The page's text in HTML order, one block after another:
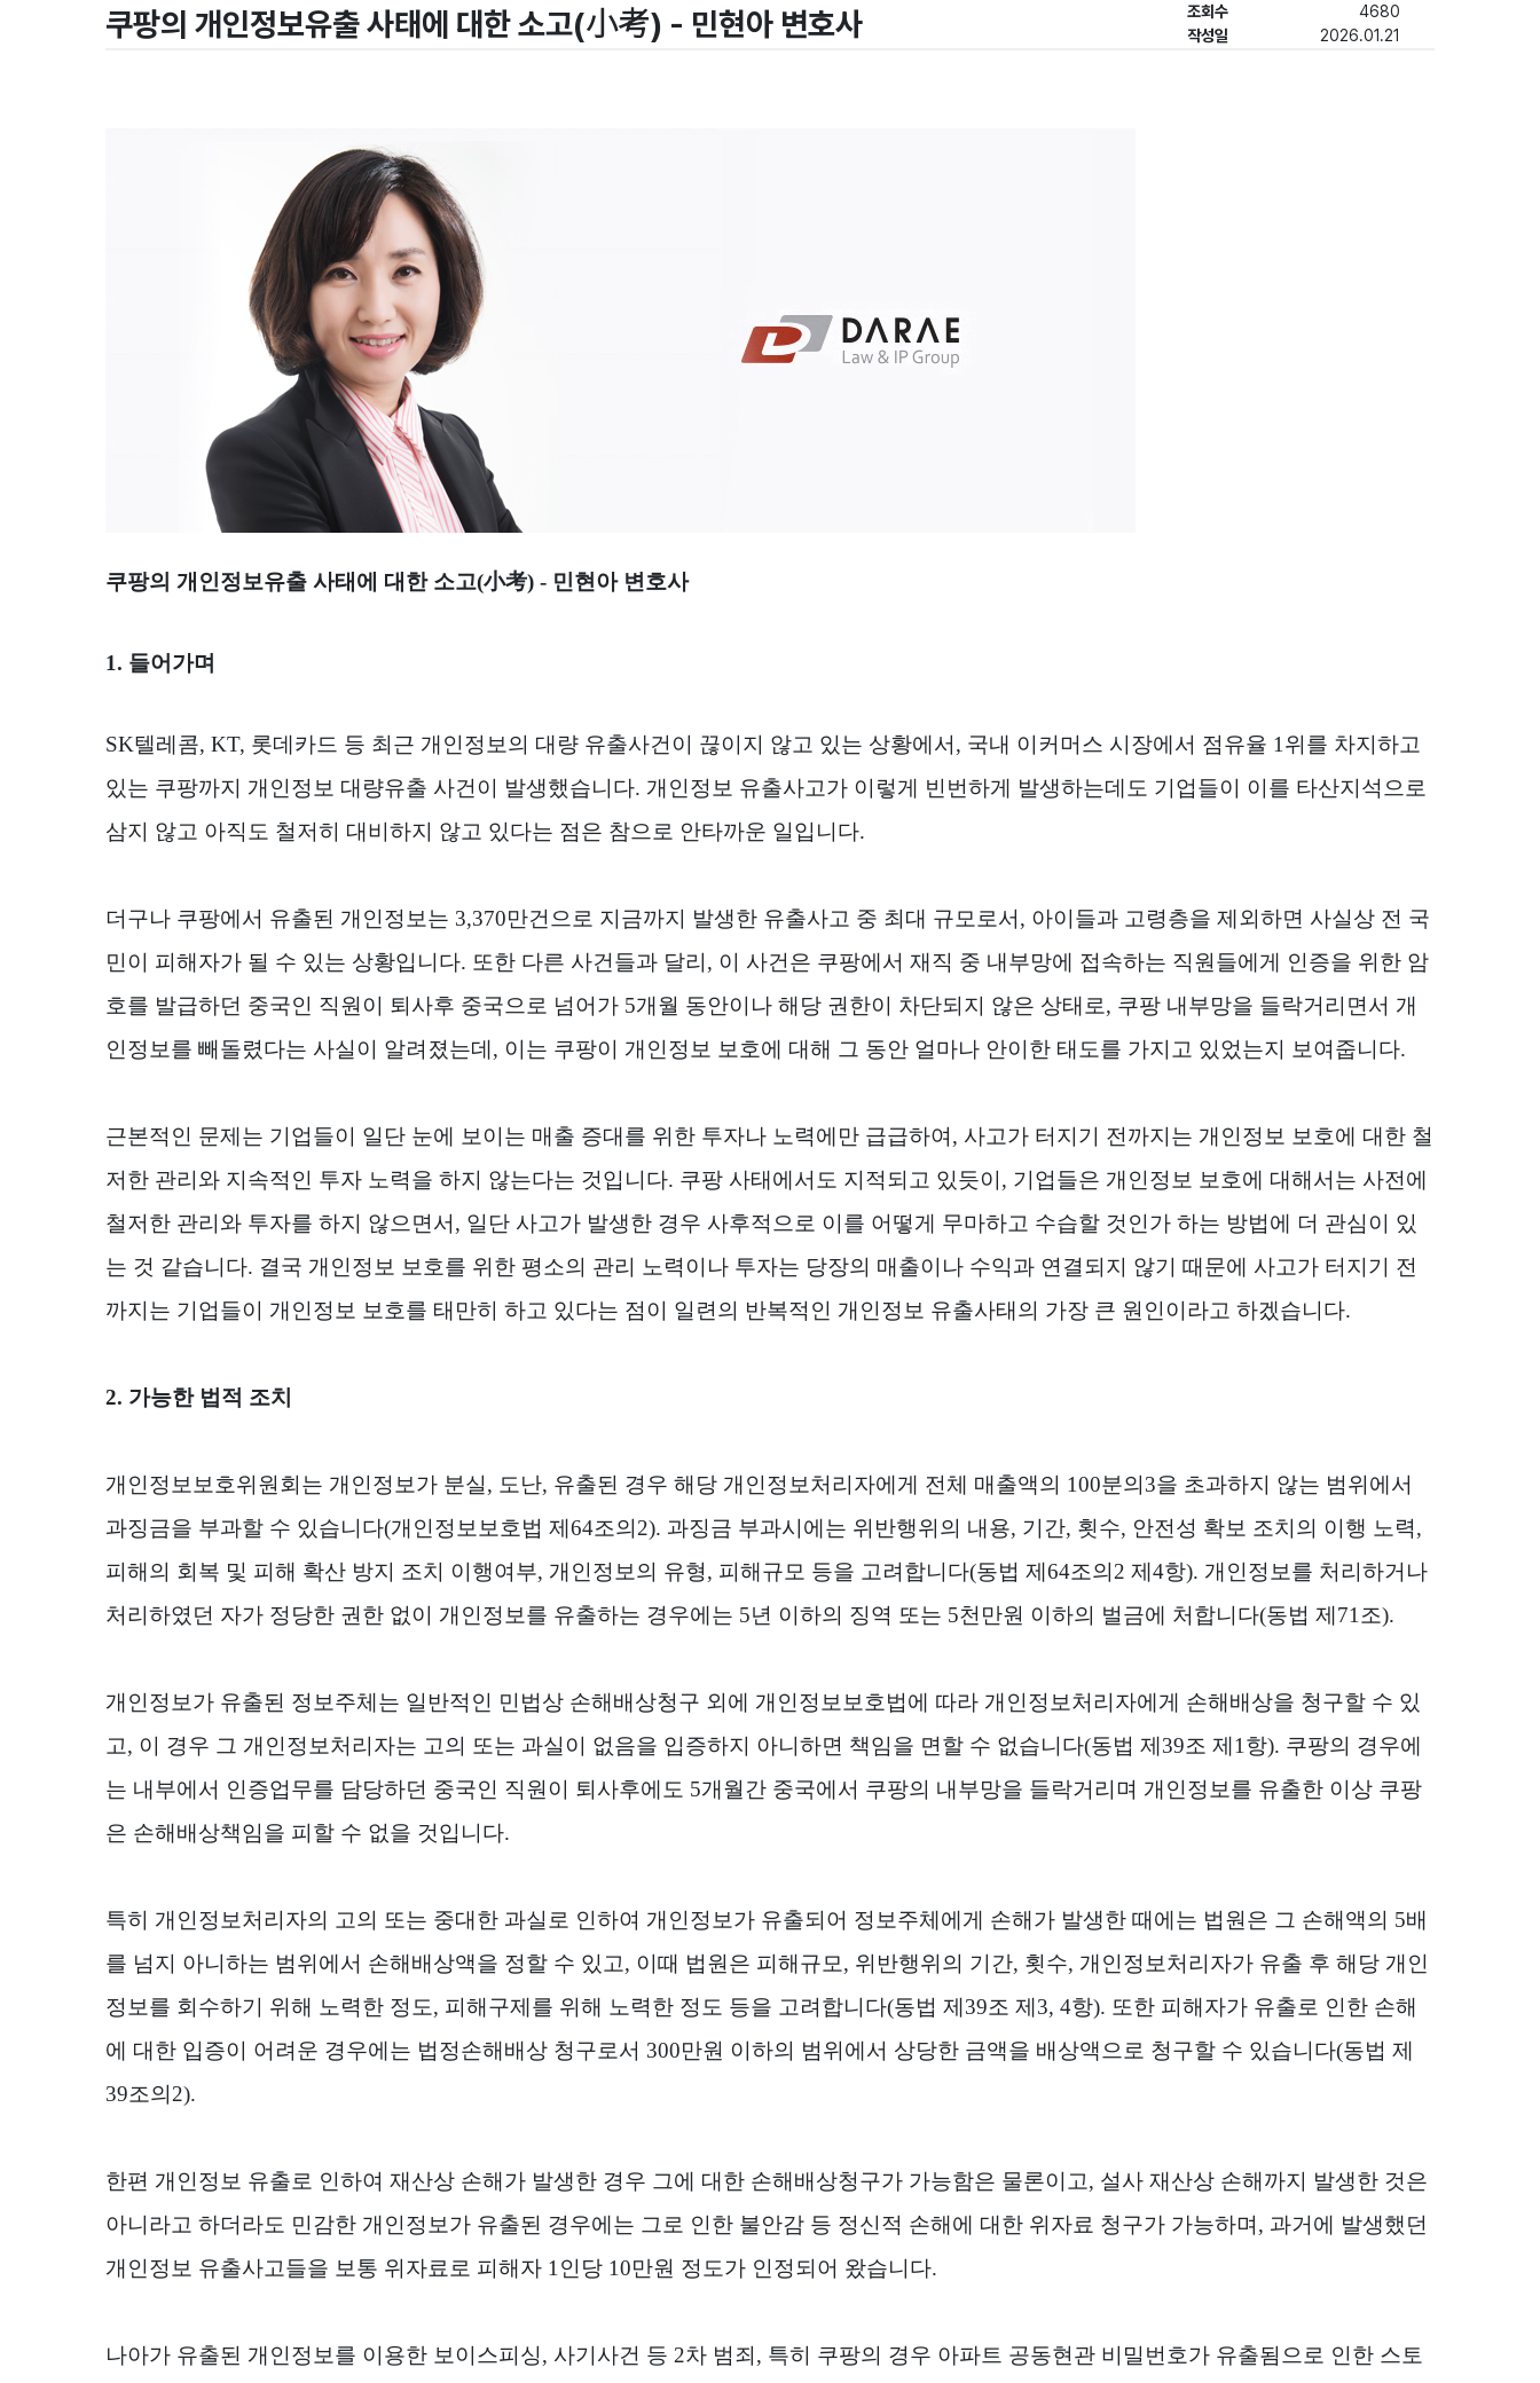
쿠팡의 개인정보유출 사태에 대한 소고(小考) - 민현아 변호사 조회수
4680
작성일
2026.01.21
쿠팡의 개인정보유출 사태에 대한 소고(小考) - 민현아 변호사
1. 들어가며
SK텔레콤, KT, 롯데카드 등 최근 개인정보의 대량 유출사건이 끊이지 않고 있는 상황에서 , 국내 이커머스 시장에서 점유율 1 위를 차지하고
있는 쿠팡까지 개인정보 대량유출 사건이 발생했습니다. 개인정보 유출사고가 이렇게 빈번하게 발생하는데도 기업들이 이를 타산지석으로
삼지 않고 아직도 철저히 대비하지 않고 있다는 점은 참으로 안타까운 일입니다.
더구나 쿠팡에서 유출된 개인정보는 3,370만건으로 지금까지 발생한 유출사고 중 최대 규모로서 , 아이들과 고령층을 제외하면 사실상 전 국
민이 피해자가 될 수 있는 상황입니다. 또한 다른 사건들과 달리 , 이 사건은 쿠팡에서 재직 중 내부망에 접속하는 직원들에게 인증을 위한 암
호를 발급하던 중국인 직원이 퇴사후 중국으로 넘어가 5개월 동안이나 해당 권한이 차단되지 않은 상태로, 쿠팡 내부망을 들락거리면서 개
인정보를 빼돌렸다는 사실이 알려졌는데 , 이는 쿠팡이 개인정보 보호에 대해 그 동안 얼마나 안이한 태도를 가지고 있었는지 보여줍니다.
근본적인 문제는 기업들이 일단 눈에 보이는 매출 증대를 위한 투자나 노력에만 급급하여 , 사고가 터지기 전까지는 개인정보 보호에 대한 철
저한 관리와 지속적인 투자 노력을 하지 않는다는 것입니다. 쿠팡 사태에서도 지적되고 있듯이 , 기업들은 개인정보 보호에 대해서는 사전에
철저한 관리와 투자를 하지 않으면서 , 일단 사고가 발생한 경우 사후적으로 이를 어떻게 무마하고 수습할 것인가 하는 방법에 더 관심이 있
는 것 같습니다. 결국 개인정보 보호를 위한 평소의 관리 노력이나 투자는 당장의 매출이나 수익과 연결되지 않기 때문에 사고가 터지기 전
까지는 기업들이 개인정보 보호를 태만히 하고 있다는 점이 일련의 반복적인 개인정보 유출사태의 가장 큰 원인이라고 하겠습니다.
2. 가능한 법적 조치
개인정보보호위원회는 개인정보가 분실, 도난, 유출된 경우 해당 개인정보처리자에게 전체 매출액의 100분의 3을 초과하지 않는 범위에서
과징금을 부과할 수 있습니다(개인정보보호법 제 64조의 2). 과징금 부과시에는 위반행위의 내용, 기간, 횟수, 안전성 확보 조치의 이행 노력,
피해의 회복 및 피해 확산 방지 조치 이행여부, 개인정보의 유형, 피해규모 등을 고려합니다(동법 제 64조의 2 제 4항). 개인정보를 처리하거나
처리하였던 자가 정당한 권한 없이 개인정보를 유출하는 경우에는 5년 이하의 징역 또는 5천만원 이하의 벌금에 처합니다(동법 제 71 조).
개인정보가 유출된 정보주체는 일반적인 민법상 손해배상청구 외에 개인정보보호법에 따라 개인정보처리자에게 손해배상을 청구할 수 있
고, 이 경우 그 개인정보처리자는 고의 또는 과실이 없음을 입증하지 아니하면 책임을 면할 수 없습니다(동법 제 39조 제 1 항). 쿠팡의 경우에
는 내부에서 인증업무를 담당하던 중국인 직원이 퇴사후에도 5개월간 중국에서 쿠팡의 내부망을 들락거리며 개인정보를 유출한 이상 쿠팡
은 손해배상책임을 피할 수 없을 것입니다.
특히 개인정보처리자의 고의 또는 중대한 과실로 인하여 개인정보가 유출되어 정보주체에게 손해가 발생한 때에는 법원은 그 손해액의 5배
를 넘지 아니하는 범위에서 손해배상액을 정할 수 있고, 이때 법원은 피해규모, 위반행위의 기간, 횟수, 개인정보처리자가 유출 후 해당 개인
정보를 회수하기 위해 노력한 정도, 피해구제를 위해 노력한 정도 등을 고려합니다(동법 제 39조 제 3, 4항). 또한 피해자가 유출로 인한 손해
에 대한 입증이 어려운 경우에는 법정손해배상 청구로서 300만원 이하의 범위에서 상당한 금액을 배상액으로 청구할 수 있습니다(동법 제
39조의 2).
한편 개인정보 유출로 인하여 재산상 손해가 발생한 경우 그에 대한 손해배상청구가 가능함은 물론이고, 설사 재산상 손해까지 발생한 것은
아니라고 하더라도 민감한 개인정보가 유출된 경우에는 그로 인한 불안감 등 정신적 손해에 대한 위자료 청구가 가능하며 , 과거에 발생했던
개인정보 유출사고들을 보통 위자료로 피해자 1 인당 10만원 정도가 인정되어 왔습니다.
나아가 유출된 개인정보를 이용한 보이스피싱, 사기사건 등 2차 범죄 , 특히 쿠팡의 경우 아파트 공동현관 비밀번호가 유출됨으로 인한 스토